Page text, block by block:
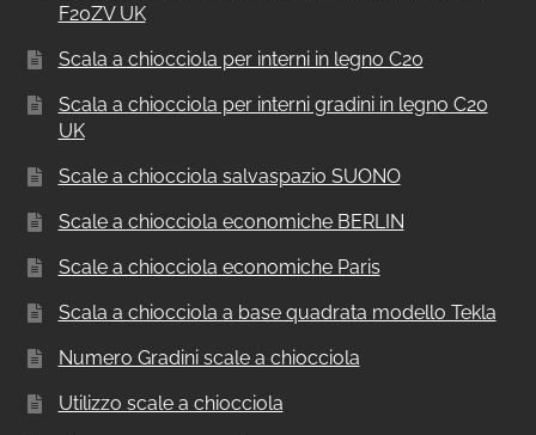
F20ZV UK
Scala a chiocciola per interni in legno C20
Scala a chiocciola per interni gradini in legno C20
UK
Scale a chiocciola salvaspazio SUONO
Scale a chiocciola economiche BERLIN
Scale a chiocciola economiche Paris
Scala a chiocciola a base quadrata modello Tekla
Numero Gradini scale a chiocciola
Utilizzo scale a chiocciola